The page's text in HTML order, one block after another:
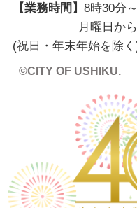
【業務時間】 8時30分
月曜日か
(祝日・年末年始を除
©CITY OF USHIKU.